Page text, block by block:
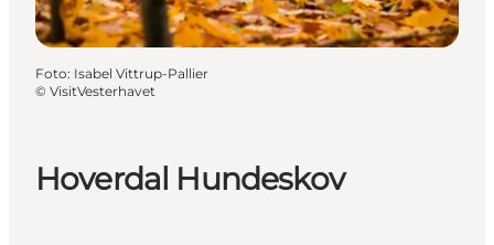
Hoverdal Hundeskov
Foto: Isabel Vittrup-Pallier
© VisitVesterhavet